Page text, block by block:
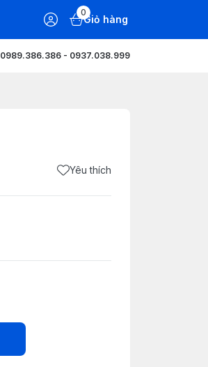
0
Giỏ hàng
0989.386.386 - 0937.038.999
Yêu thích